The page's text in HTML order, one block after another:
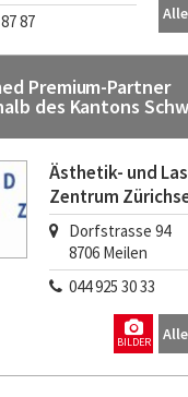
87
Premium-Partner
des Kantons
Ästhetik- und
Zentrum
Dorfstrasse 94
8706 Meilen
044 925 30 33
BILDER